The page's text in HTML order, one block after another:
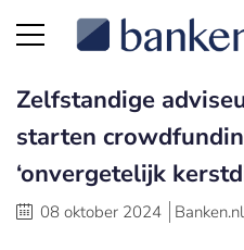
Zelfstandige
starten
‘onvergetelijk
08 oktober 2024 Banken.nl